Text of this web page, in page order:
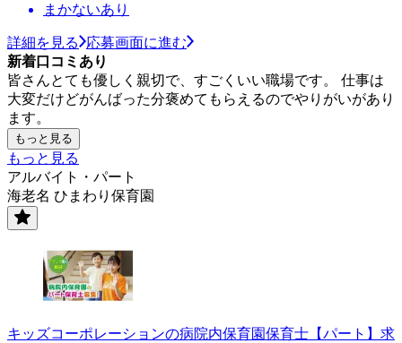
まかないあり
詳細を見る
応募画面に進む
新着口コミあり
皆さんとても優しく親切で、すごくいい職場です。 仕事は
大変だけどがんばった分褒めてもらえるのでやりがいがあり
ます。
もっと見る
もっと見る
アルバイト・パート
海老名 ひまわり保育園
キッズコーポレーションの病院内保育園保育士【パート】求